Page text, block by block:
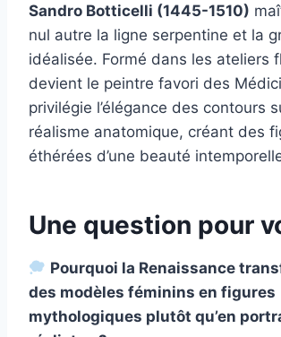
Sandro Botticelli (1445-1510)
nul autre la ligne serpentine et la
idéalisée. Formé dans les ateliers
devient le peintre favori des
privilégie l’élégance des contours
réalisme anatomique, créant des
éthérées d’une beauté
Une question pour
Pourquoi la Renaissance
des modèles féminins en figures
mythologiques plutôt qu’en